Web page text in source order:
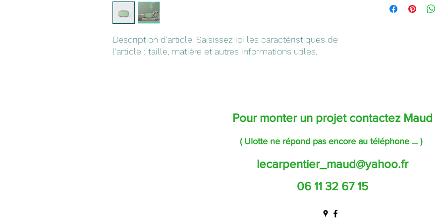
Description d'article. Saisissez ici les caractéristiques de
l'article : taille, matière et autres informations utiles.
une relation de
détails sur vos
Pour monter un projet contactez Maud
( Ulotte ne répond pas encore au téléphone ... )
lecarpentier_maud@yahoo.fr
06 11 32 67 15